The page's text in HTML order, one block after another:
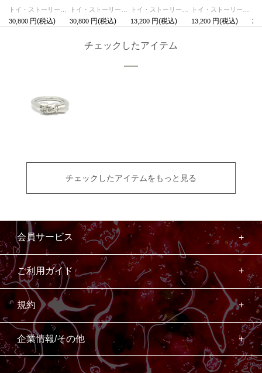
30,800
30,800
13,200
13,200
チェックしたアイテム
チェックしたアイテムをもっと見る
会員サービス
ご利用ガイド
規約
企業情報/その他